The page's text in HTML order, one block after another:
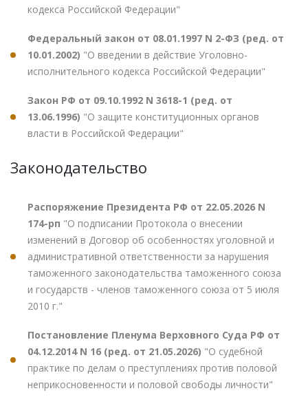
кодекса Российской Федерации"
Федеральный закон от 08.01.1997 N 2-ФЗ (ред. от
10.01.2002) "О введении в действие Уголовно-
исполнительного кодекса Российской Федерации"
Закон РФ от 09.10.1992 N 3618-1 (ред. от
13.06.1996) "О защите конституционных органов
власти в Российской Федерации"
Законодательство
Распоряжение Президента РФ от 22.05.2026 N
174-рп "О подписании Протокола о внесении
изменений в Договор об особенностях уголовной и
административной ответственности за нарушения
таможенного законодательства таможенного союза
и государств - членов таможенного союза от 5 июля
2010 г."
Постановление Пленума Верховного Суда РФ от
04.12.2014 N 16 (ред. от 21.05.2026) "О судебной
практике по делам о преступлениях против половой
неприкосновенности и половой свободы личности"